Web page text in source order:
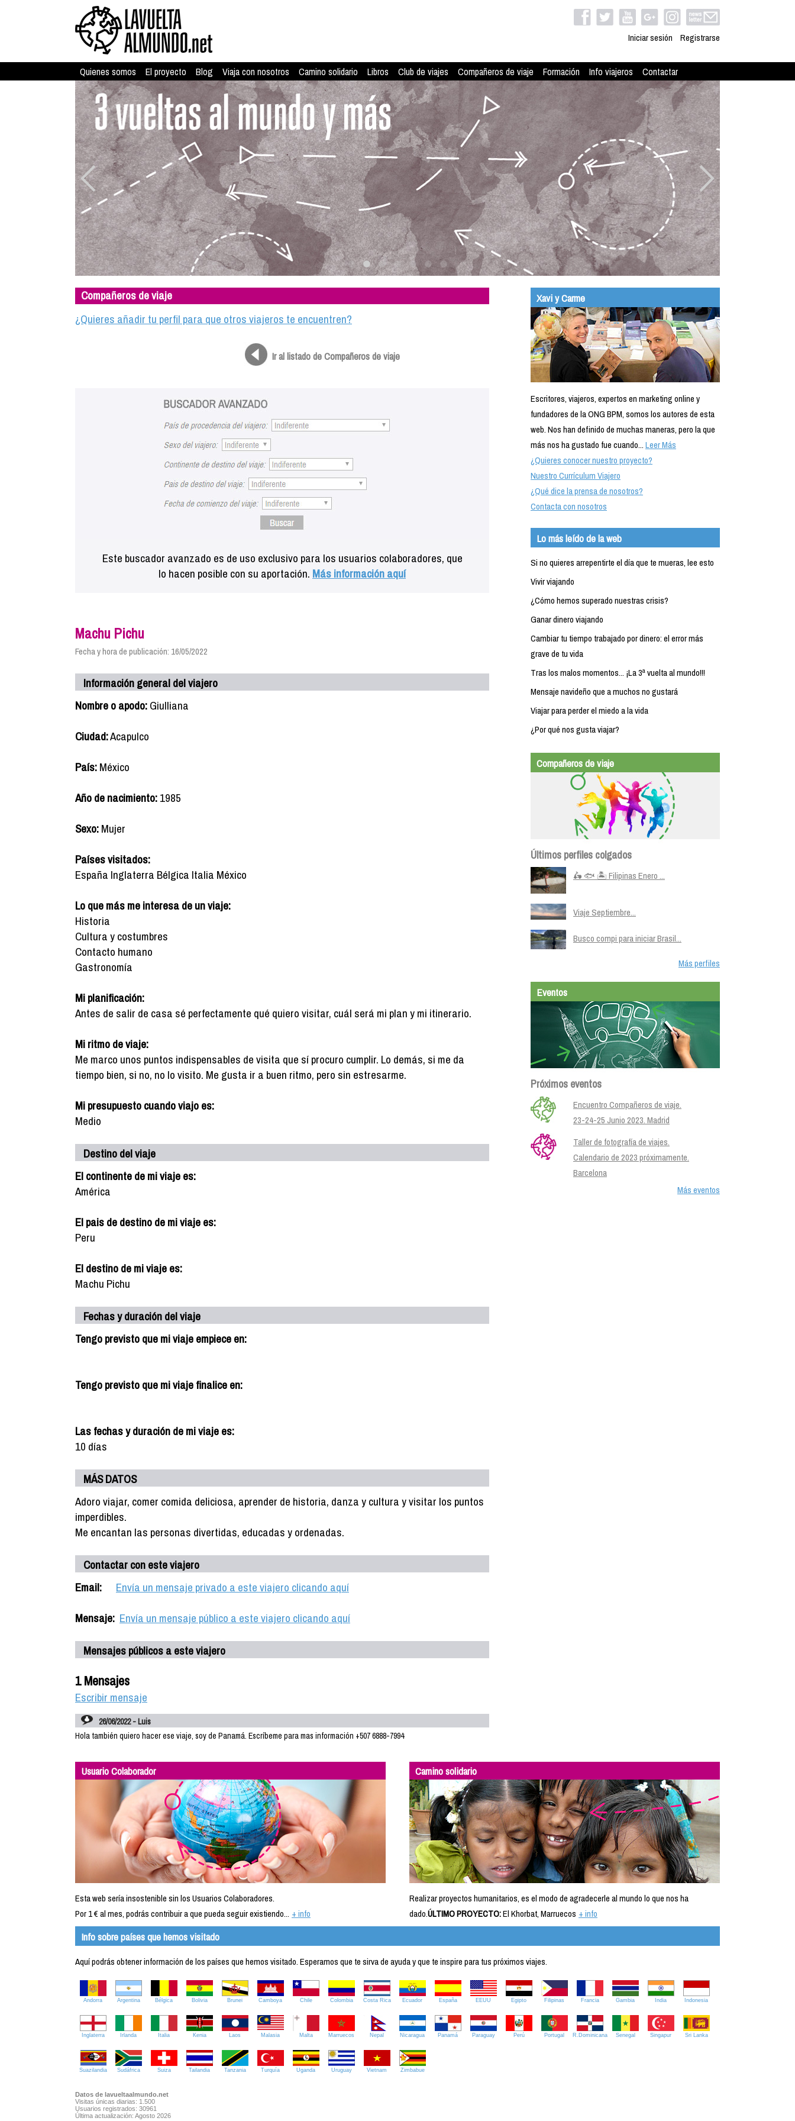
Iniciar sesión Registrarse
Quienes somos El proyecto Blog Viaja con nosotros Camino solidario Libros Club de viajes Compañeros de viaje Formación Info viajeros Contactar
Compañeros de viaje
¿Quieres añadir tu perfil para que otros viajeros te encuentren?
Ir al listado de Compañeros de viaje
Este buscador avanzado es de uso exclusivo para los usuarios colaboradores, que
lo hacen posible con su aportación. Más información aquí
Machu Pichu
Fecha y hora de publicación: 16/05/2022
Información general del viajero
Nombre o apodo:Giulliana
Ciudad:Acapulco
País:México
Año de nacimiento:1985
Sexo:Mujer
Países visitados:
España Inglaterra Bélgica Italia México
Lo que más me interesa de un viaje:
Historia
Cultura y costumbres
Contacto humano
Gastronomía
Mi planificación:
Antes de salir de casa sé perfectamente qué quiero visitar, cuál será mi plan y mi itinerario.
Mi ritmo de viaje:
Me marco unos puntos indispensables de visita que sí procuro cumplir. Lo demás, si me da
tiempo bien, si no, no lo visito. Me gusta ir a buen ritmo, pero sin estresarme.
Mi presupuesto cuando viajo es:
Medio
Destino del viaje
El continente de mi viaje es:
América
El pais de destino de mi viaje es:
Peru
El destino de mi viaje es:
Machu Pichu
Fechas y duración del viaje
Tengo previsto que mi viaje empiece en:
Tengo previsto que mi viaje finalice en:
Las fechas y duración de mi viaje es:
10 días
MÁS DATOS
Adoro viajar, comer comida deliciosa, aprender de historia, danza y cultura y visitar los puntos
imperdibles.
Me encantan las personas divertidas, educadas y ordenadas.
Contactar con este viajero
Email:
Envía un mensaje privado a este viajero clicando aquí
Mensaje: Envía un mensaje público a este viajero clicando aquí
Mensajes públicos a este viajero
1 Mensajes
Escribir mensaje
26/06/2022 - Luis
Hola también quiero hacer ese viaje, soy de Panamá. Escríbeme para mas información +507 6888-7994
Xavi y Carme
Escritores, viajeros, expertos en marketing online y
fundadores de la ONG BPM, somos los autores de esta
web. Nos han definido de muchas maneras, pero la que
más nos ha gustado fue cuando...Leer Más
¿Quieres conocer nuestro proyecto?
Nuestro Currículum Viajero
¿Qué dice la prensa de nosotros?
Contacta con nosotros
Lo más leído de la web
Si no quieres arrepentirte el día que te mueras, lee esto
Vivir viajando
¿Cómo hemos superado nuestras crisis?
Ganar dinero viajando
Cambiar tu tiempo trabajado por dinero: el error más
grave de tu vida
Tras los malos momentos... ¡La 3ª vuelta al mundo!!!
Mensaje navideño que a muchos no gustará
Viajar para perder el miedo a la vida
¿Por qué nos gusta viajar?
Compañeros de viaje
Últimos perfiles colgados
🛵 🐟 🏝️ Filipinas Enero ...
Viaje Septiembre...
Busco compi para iniciar Brasil...
Más perfiles
Eventos
Próximos eventos
Encuentro Compañeros de viaje.
23-24-25 Junio 2023. Madrid
Taller de fotografía de viajes.
Calendario de 2023 próximamente.
Barcelona
Más eventos
Usuario Colaborador
Esta web sería insostenible sin los Usuarios Colaboradores.
Por 1 € al mes, podrás contribuir a que pueda seguir existiendo... + info
Camino solidario
Realizar proyectos humanitarios, es el modo de agradecerle al mundo lo que nos ha
dado.ÚLTIMO PROYECTO:El Khorbat, Marruecos + info
Info sobre países que hemos visitado
Aquí podrás obtener información de los países que hemos visitado. Esperamos que te sirva de ayuda y que te inspire para tus próximos viajes.
Andorra Argentina Bélgica Bolivia Brunei Camboya Chile Colombia Costa Rica Ecuador España EEUU Egipto Filipinas Francia Gambia India Indonesia
Inglaterra Irlanda Italia Kenia Laos Malasia Malta Marruecos Nepal Nicaragua Panamá Paraguay Perú Portugal R.Dominicana Senegal Singapur Sri Lanka
Suazilandia Sudáfrica Suiza Tailandia Tanzania Turquía Uganda Uruguay Vietnam Zimbabue
Datos de lavueltaalmundo.net
Visitas únicas diarias: 1.500
Usuarios registrados: 30961
Última actualización: Agosto 2026